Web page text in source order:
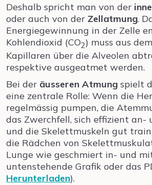
Deshalb spricht man von der
oder auch von der Zellatmung.
Energiegewinnung in der Zelle
Kohlendioxid (CO2) muss aus
Kapillaren über die Alveolen
respektive ausgeatmet werden.
Bei der äusseren Atmung spielt
eine zentrale Rolle: Wenn die
regelmässig pumpen, die
das Zwerchfell, sich effizient an-
und die Skelettmuskeln gut
die Rädchen von
Lunge wie geschmiert in- und
untenstehende Grafik oder das
Herunterladen).